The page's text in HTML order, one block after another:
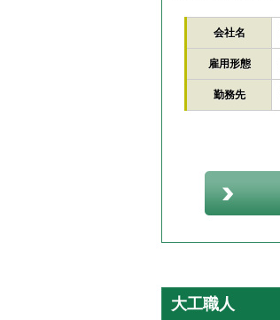
会社名
雇用形態
勤務先
大工職人